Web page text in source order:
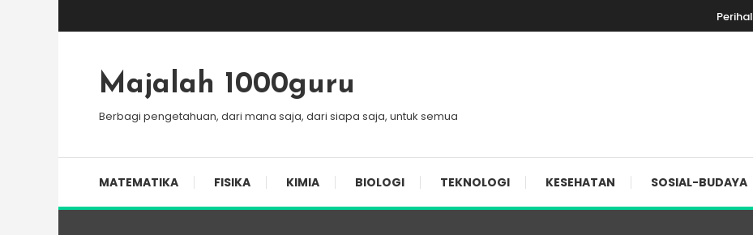
To
Perihal
Majalah 1000guru
Berbagi pengetahuan, dari mana saja, dari siapa saja, untuk semua
MATEMATIKA FISIKA KIMIA BIOLOGI TEKNOLOGI KESEHATAN SOSIAL-BUDAYA